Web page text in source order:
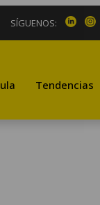
SÍGUENOS:
Tendencias